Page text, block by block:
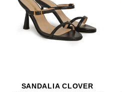
SANDALIA CLOVER